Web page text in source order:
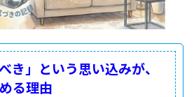
き」という思い込みが、
る理由